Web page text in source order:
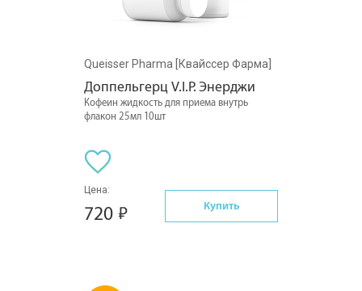
Queisser Pharma [Квайссер Фарма]
Доппельгерц V.I.P. Энерджи
Кофеин жидкость для приема внутрь
флакон 25мл 10шт
Цена:
720 Купить